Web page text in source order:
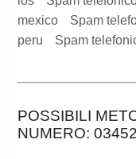
mexico
Spam
peru
Spam
POSSIBILI
NUMERO: